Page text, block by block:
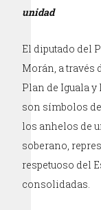
unidad
El diputado del
Morán, a través
Plan de Iguala
son símbolos
los anhelos de
soberano,
respetuoso del
consolidadas.